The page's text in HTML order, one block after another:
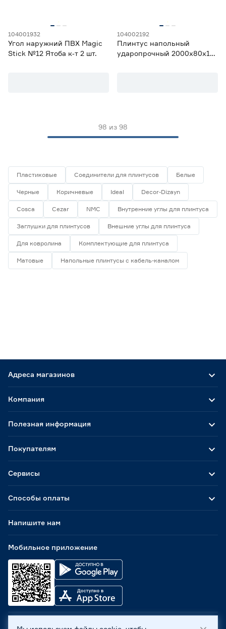
104001932
Угол наружний ПВХ Magic
Stick №12 Ятоба к‑т 2 шт.
104002192
Плинтус напольный
ударопрочный 2000х80х13
98 из 98
Пластиковые Соединители для плинтусов Белые
Черные Коричневые Ideal Decor-Dizayn
Cosca Cezar NMC Внутренние углы для плинтуса
Заглушки для плинтусов Внешние углы для плинтуса
Для ковролина Комплектующие для плинтуса
Матовые Напольные плинтусы с кабель-каналом
Адреса магазинов
Способы оплаты
Мобильное приложение
Компания
Полезная информация
Покупателям
Сервисы
Напишите нам